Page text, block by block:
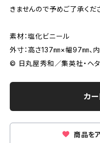
きませんので予めご了承くだ
素材：塩化ビニール
外寸：高さ137㎜×幅97㎜、
© 日丸屋秀和／集英社・ヘ
カ
商品を